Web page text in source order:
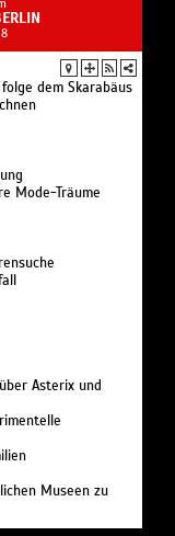
dem Skarabäus
Mode-Träume
Asterix und
Museen zu